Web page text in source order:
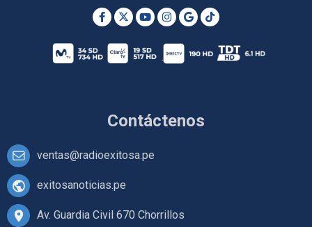
Contáctenos
ventas@radioexitosa.pe
exitosanoticias.pe
Av. Guardia Civil 670 Chorrillos